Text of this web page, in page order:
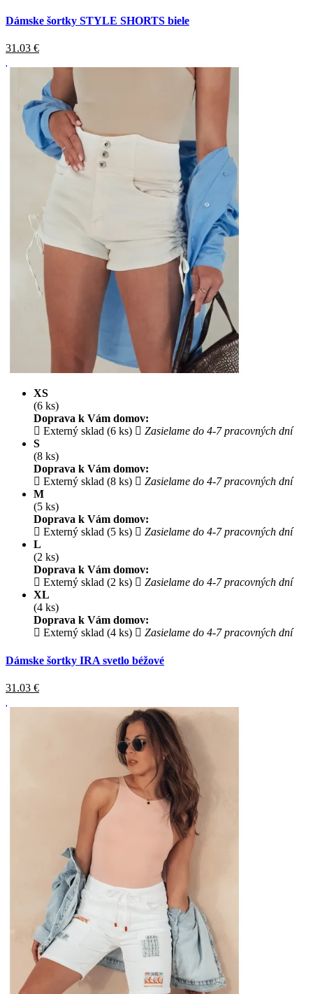
Dámske šortky STYLE SHORTS biele
31.03 €
XS
(6 ks)
Doprava k Vám domov:
Externý sklad (6 ks)
Zasielame do 4-7 pracovných dní
S
(8 ks)
Doprava k Vám domov:
Externý sklad (8 ks)
Zasielame do 4-7 pracovných dní
M
(5 ks)
Doprava k Vám domov:
Externý sklad (5 ks)
Zasielame do 4-7 pracovných dní
L
(2 ks)
Doprava k Vám domov:
Externý sklad (2 ks)
Zasielame do 4-7 pracovných dní
XL
(4 ks)
Doprava k Vám domov:
Externý sklad (4 ks)
Zasielame do 4-7 pracovných dní
Dámske šortky IRA svetlo béžové
31.03 €